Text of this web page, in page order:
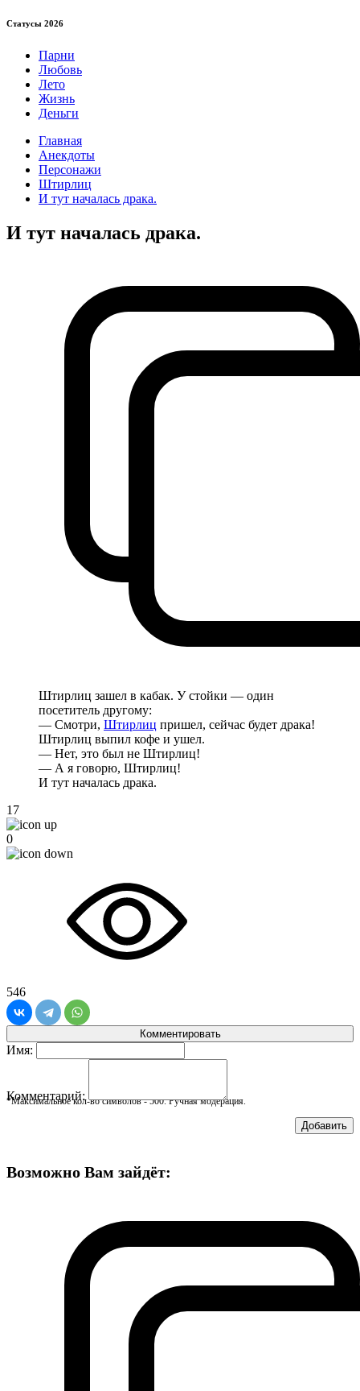
Статуcы 2026
Парни
Любовь
Лето
Жизнь
Деньги
Главная
Анекдоты
Персонажи
Штирлиц
И тут началась драка.
И тут началась драка.
Штирлиц зашел в кабак. У стойки — один
посетитель другому:
— Смотри, Штирлиц пришел, сейчас будет драка!
Штирлиц выпил кофе и ушел.
— Нет, это был не Штирлиц!
— А я говорю, Штирлиц!
И тут началась драка.
17
0
546
Комментировать
Имя:
Комментарий:
*Максимальное кол-во символов - 500. Ручная модерация.
Добавить
Возможно Вам зайдёт: